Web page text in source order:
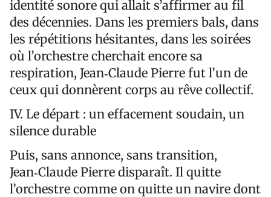
identité sonore qui allait s’affirmer au fil
des décennies. Dans les premiers bals, dans
les répétitions hésitantes, dans les soirées
où l’orchestre cherchait encore sa
respiration, Jean‑Claude Pierre fut l’un de
ceux qui donnèrent corps au rêve collectif.
IV. Le départ : un effacement soudain, un
silence durable
Puis, sans annonce, sans transition,
Jean‑Claude Pierre disparaît. Il quitte
l’orchestre comme on quitte un navire dont